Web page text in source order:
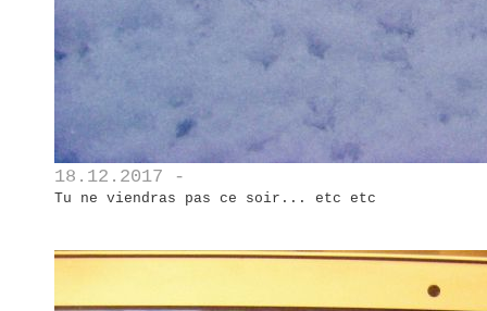
18.12.2017 -
Tu ne viendras pas ce soir... etc etc